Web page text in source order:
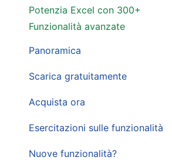
Potenzia Excel con 300+
Funzionalità avanzate
Panoramica
Scarica gratuitamente
Acquista ora
Esercitazioni sulle funzionalità
Nuove funzionalità?